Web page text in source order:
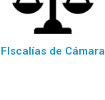
FIscalías de Cámara